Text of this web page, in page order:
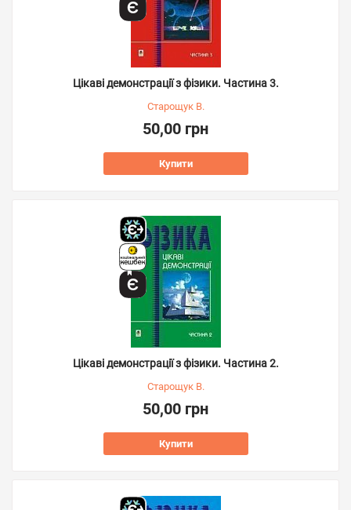
Цікаві демонстрації з фізики. Частина 3.
Старощук В.
50,00 грн
Купити
Цікаві демонстрації з фізики. Частина 2.
Старощук В.
50,00 грн
Купити